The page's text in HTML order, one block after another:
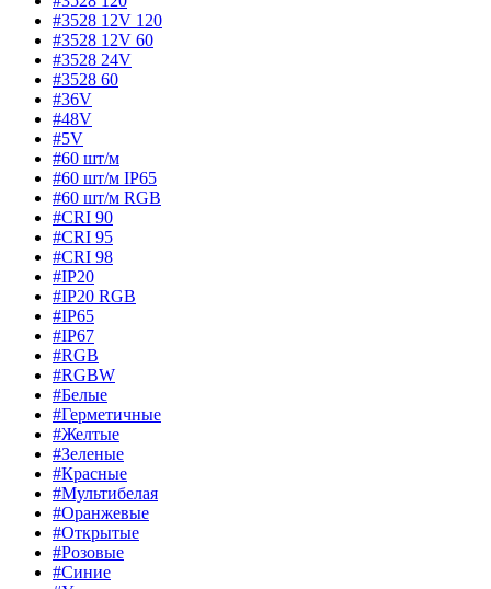
#3528 12V 120
#3528 12V 60
#3528 24V
#3528 60
#36V
#48V
#5V
#60 шт/м
#60 шт/м IP65
#60 шт/м RGB
#CRI 90
#CRI 95
#CRI 98
#IP20
#IP20 RGB
#IP65
#IP67
#RGB
#RGBW
#Белые
#Герметичные
#Желтые
#Зеленые
#Красные
#Мультибелая
#Оранжевые
#Открытые
#Розовые
#Синие